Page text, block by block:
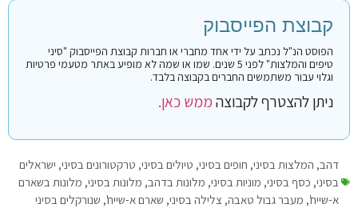
קבוצת הפייסבוק
הפוסט הנ"ל נכתב על ידי אחד מחברי או חברות קבוצת הפייסבוק "סיני
טיפים והמלצות" לפני 5 שנים. שמו או שמה לא מופיע באתר מטעמי פרטיות
וגלוי עבור משתמשים החברים בקבוצה בלבד.
ניתן להצטרף לקבוצהממש כאן.
דהב, המלצות בסיני, חופים בסיני, טיולים בסיני, טרקטורונים בסיני, ישראלים
בסיני, כסף בסיני, מוניות בסיני, מלונות בדהב, מלונות בסיני, מלונות בשארם
א-שייח', מעבר גבול טאבה, צלילה בסיני, שארם א-שייח', שנורקלים בסיני